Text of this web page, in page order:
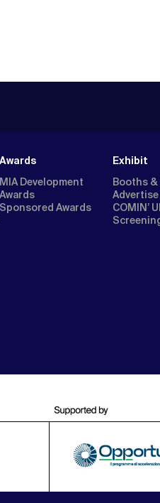
Awards
MIA Development
Awards
Sponsored Awards
Exhibit
Booths &
COMIN’